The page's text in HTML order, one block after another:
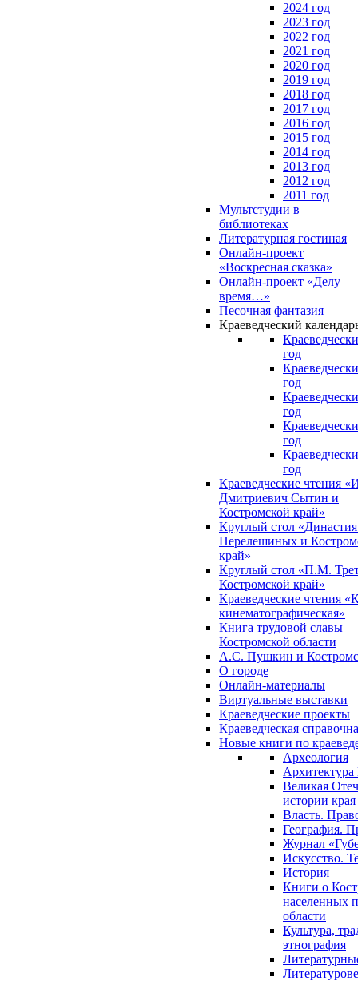
2024 год
2023 год
2022 год
2021 год
2020 год
2019 год
2018 год
2017 год
2016 год
2015 год
2014 год
2013 год
2012 год
2011 год
Мультстудии в
библиотеках
Литературная гостиная
Онлайн-проект
«Воскресная сказка»
Онлайн-проект «Делу –
время…»
Песочная фантазия
Краеведческий
год
год
год
год
год
Краеведческие чтения
Дмитриевич Сытин и
Костромской край»
Круглый стол
Перелешиных и
край»
Круглый стол «П.М.
Костромской край»
Краеведческие чтения
кинематографическая»
Книга трудовой славы
Костромской области
А.С. Пушкин и
О городе
Онлайн-материалы
Виртуальные выставки
Краеведческие проекты
Краеведческая
Новые книги по
Археология
Архитектура
Великая
истории края
Власть.
География.
Журнал
Искусство.
История
Книги о
населенных
области
Культура,
этнография